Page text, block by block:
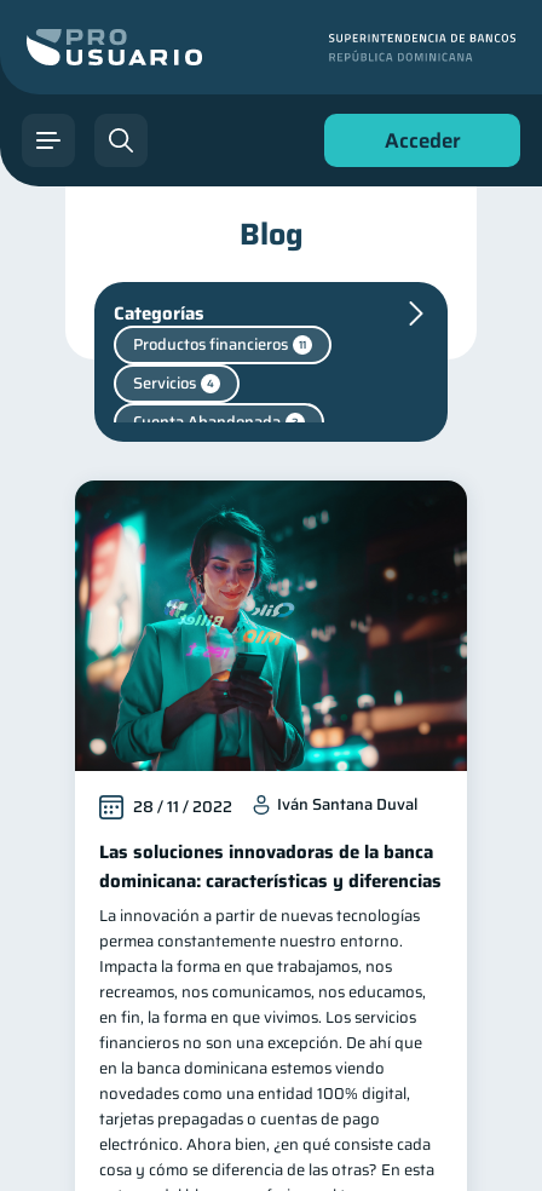
Acceder
Blog
Categorías
Productos financieros 11
Servicios 4
Cuenta Abandonada 2
Finanzas en Pareja
Fraudes Salud mental
Finanzas personales 44
Manejo de deudas 31
Educación financiera 31
Finanzas para jóvenes
Control de deudas 30
Finanzas familiares 25
Inclusión financiera 22
Bienestar financiero 22
Finanzas para mujeres 20
Seguridad financiera 13
Salud financiera 12
Organización Financiera
Deudas 10
Entidad financiera
Préstamos 8 Ahorro 8
Consejos
28 / 11 / 2022 Iván Santana Duval
Las soluciones innovadoras de la banca
dominicana: características y diferencias
La innovación a partir de nuevas tecnologías
permea constantemente nuestro entorno.
Impacta la forma en que trabajamos, nos
recreamos, nos comunicamos, nos educamos,
en fin, la forma en que vivimos. Los servicios
financieros no son una excepción. De ahí que
en la banca dominicana estemos viendo
novedades como una entidad 100% digital,
tarjetas prepagadas o cuentas de pago
electrónico. Ahora bien, ¿en qué consiste cada
cosa y cómo se diferencia de las otras? En esta